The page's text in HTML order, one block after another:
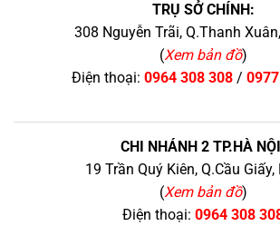
TRỤ SỞ CHÍNH:
308 Nguyễn Trãi, Q.Thanh
(Xem bản đồ)
Điện thoại: 0964 308 308/
CHI NHÁNH 2 TP.HÀ
19 Trần Quý Kiên, Q.Cầu Giấy,
(Xem bản đồ)
Điện thoại: 0964 308